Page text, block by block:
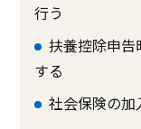
行う
扶養控除申
する
社会保険の加